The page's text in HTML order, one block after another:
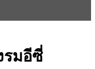
รมอีซี่